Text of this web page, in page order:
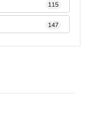
115
147